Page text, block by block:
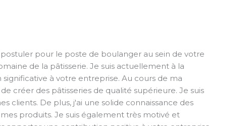
pour le poste de boulanger au sein de votre
de la pâtisserie. Je suis actuellement à la
à votre entreprise. Au cours de ma
créer des pâtisseries de qualité supérieure. Je suis
clients. De plus, j'ai une solide connaissance des
produits. Je suis également très motivé et